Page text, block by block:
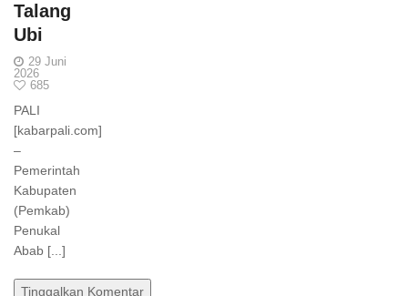
Talang
Ubi
29 Juni
2026
685
PALI
[kabarpali.com]
–
Pemerintah
Kabupaten
(Pemkab)
Penukal
Abab [...]
Tinggalkan Komentar